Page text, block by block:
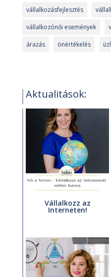
vállalkozásfejlesztés
vállalkozónői események
árazás önértékelés
Aktualitások:
Vállalkozz az
Interneten!